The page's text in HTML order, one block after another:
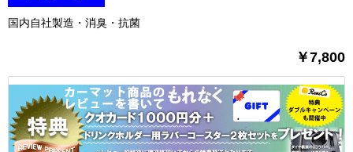
国内自社製造・消臭・抗菌
￥7,800